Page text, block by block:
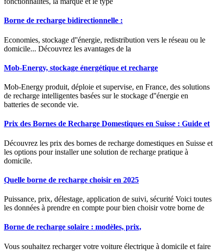
Borne de recharge bidirectionnelle :
Economies, stockage d''énergie, redistribution vers le réseau ou le
domicile... Découvrez les avantages de la
Mob-Energy, stockage énergétique et recharge
Mob-Energy produit, déploie et supervise, en France, des solutions
de recharge intelligentes basées sur le stockage d''énergie en
batteries de seconde vie.
Prix des Bornes de Recharge Domestiques en Suisse : Guide et
Découvrez les prix des bornes de recharge domestiques en Suisse et
les options pour installer une solution de recharge pratique à
domicile.
Quelle borne de recharge choisir en 2025
Puissance, prix, délestage, application de suivi, sécurité Voici toutes
les données à prendre en compte pour bien choisir votre borne de
Borne de recharge solaire : modèles, prix,
Vous souhaitez recharger votre voiture électrique à domicile et faire